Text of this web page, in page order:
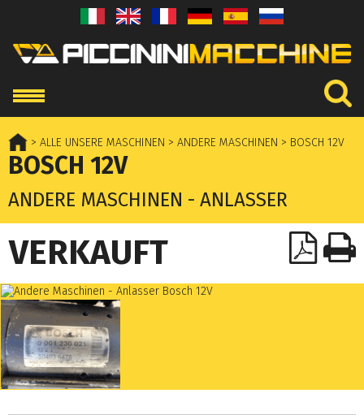
> ALLE UNSERE MASCHINEN > ANDERE MASCHINEN > BOSCH 12V
BOSCH 12V
ANDERE MASCHINEN - ANLASSER
VERKAUFT